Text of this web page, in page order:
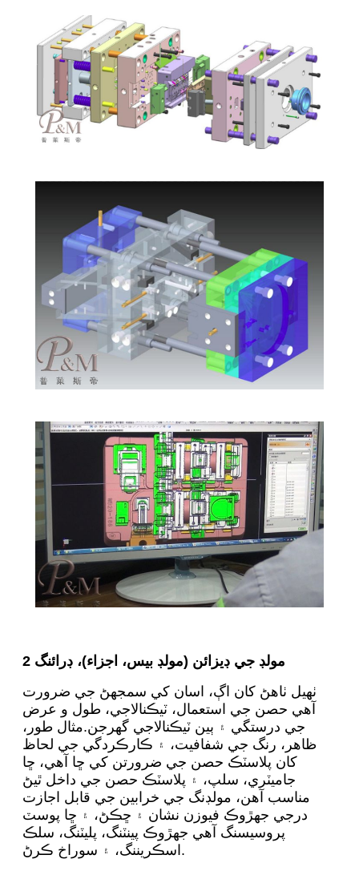
2 مولڊ جي ڊيزائن (مولڊ بيس، اجزاء)، ڊرائنگ
ٺهيل ٺاھڻ کان اڳ، اسان کي سمجھڻ جي ضرورت
آھي حصن جي استعمال، ٽيڪنالاجي، طول و عرض
جي درستگي ۽ ٻين ٽيڪنالاجي گهرجن.مثال طور،
ظاھر، رنگ جي شفافيت، ۽ ڪارڪردگي جي لحاظ
کان پلاسٽڪ حصن جي ضرورتن کي ڇا آھي، ڇا
جاميٽري، سلپ، ۽ پلاسٽڪ حصن جي داخل ٿيڻ
مناسب آھن، مولڊنگ جي خرابين جي قابل اجازت
درجي جھڙوڪ فيوزن نشان ۽ ڇڪڻ، ۽ ڇا پوسٽ
پروسيسنگ آهي جهڙوڪ پينٽنگ، پليٽنگ، سلڪ
اسڪريننگ، ۽ سوراخ ڪرڻ.